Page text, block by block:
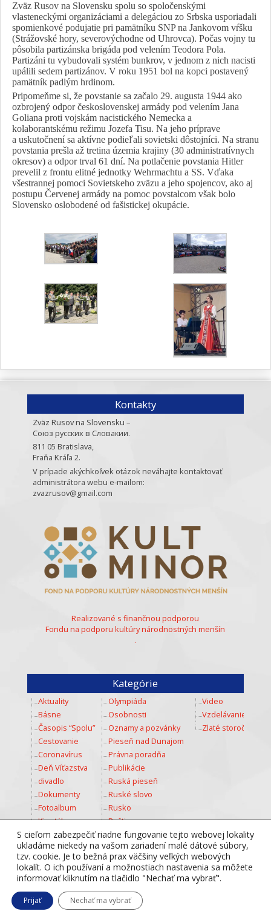
Zväz Rusov na Slovensku spolu so spoločenskými
vlasteneckými organizáciami a delegáciou zo Srbska usporiadali
spomienkové podujatie pri pamätníku SNP na Jankovom vŕšku
(Strážovské hory, severovýchodne od Uhrovca). Počas vojny tu
pôsobila partizánska brigáda pod velením Teodora Pola.
Partizáni tu vybudovali systém bunkrov, v jednom z nich nacisti
upálili sedem partizánov. V roku 1951 bol na kopci postavený
pamätník padlým hrdinom.
Pripomeňme si, že povstanie sa začalo 29. augusta 1944 ako
ozbrojený odpor československej armády pod velením Jana
Goliana proti vojskám nacistického Nemecka a
kolaborantskému režimu Jozefa Tisu. Na jeho príprave
a uskutočnení sa aktívne podieľali sovietski dôstojníci. Na stranu
povstania prešla až tretina územia krajiny (30 administratívnych
okresov) a odpor trval 61 dní. Na potlačenie povstania Hitler
prevelil z frontu elitné jednotky Wehrmachtu a SS. Vďaka
všestrannej pomoci Sovietskeho zväzu a jeho spojencov, ako aj
postupu Červenej armády na pomoc povstalcom však bolo
Slovensko oslobodené od fašistickej okupácie.
S cieľom zabezpečiť riadne fungovanie tejto webovej lokality
ukladáme niekedy na vašom zariadení malé dátové súbory,
tzv. cookie. Je to bežná prax väčšiny veľkých webových
lokalít. O ich používaní a možnostiach nastavenia sa môžete
informovať kliknutím na tlačidlo "Nechať ma vybrať".
Prijať Nechať ma vybrať
Kontakty
Zväz Rusov na Slovensku –
Союз русских в Словакии.
811 05 Bratislava,
Fraňa Kráľa 2.
V prípade akýchkoľvek otázok neváhajte kontaktovať
administrátora webu e-mailom:
zvazrusov@gmail.com
Realizované s finančnou podporou
Fondu na podporu kultúry národnostných menšín
.
Kategórie
Aktuality
Básne
Časopis “Spolu”
Cestovanie
Coronavírus
Deň Víťazstva
divadlo
Dokumenty
Fotoalbum
Kinotábor
Kozmos
Kultúra
Mladež
Multimedia
Nesmrteľný pluk
Olympiáda
Osobnosti
Oznamy a pozvánky
Pieseň nad Dunajom
Právna poradňa
Publikácie
Ruská pieseň
Ruské slovo
Rusko
Ruština
Šport
Súťaž
Totálny diktát
Tradície
Video
Vzdelávanie
Zlaté storočie